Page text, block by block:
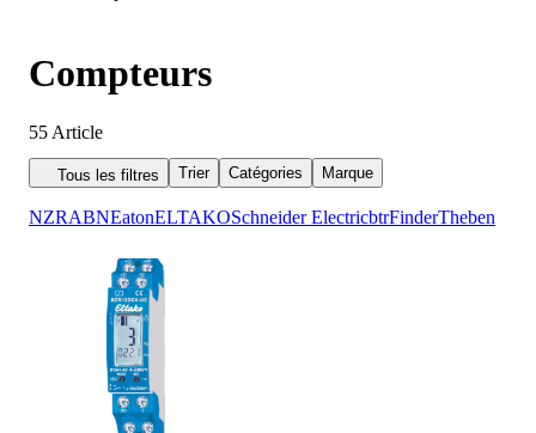
Compteurs
55 Article
Tous les filtres Trier Catégories Marque
NZRABNEatonELTAKOSchneider ElectricbtrFinderTheben